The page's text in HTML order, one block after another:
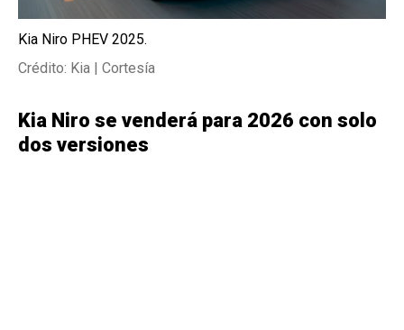
Kia Niro PHEV 2025.
Crédito: Kia | Cortesía
Kia Niro se venderá para 2026 con solo
dos versiones